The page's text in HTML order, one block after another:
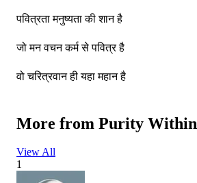
पवित्रता मनुष्यता की शान है
जो मन वचन कर्म से पवित्र है
वो चरित्रवान ही यहा महान है
बड़ा ही मूल्यवान है तुम्हारा ये जनम
तुम्हारा ये जनम
More from Purity Within
View All
1